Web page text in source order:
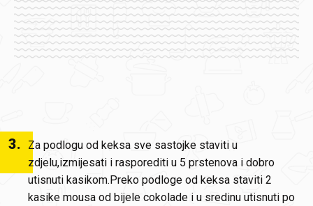
3.
Za podlogu od keksa sve sastojke staviti u
zdjelu,izmijesati i rasporediti u 5 prstenova i dobro
utisnuti kasikom.Preko podloge od keksa staviti 2
kasike mousa od bijele cokolade i u sredinu utisnuti po